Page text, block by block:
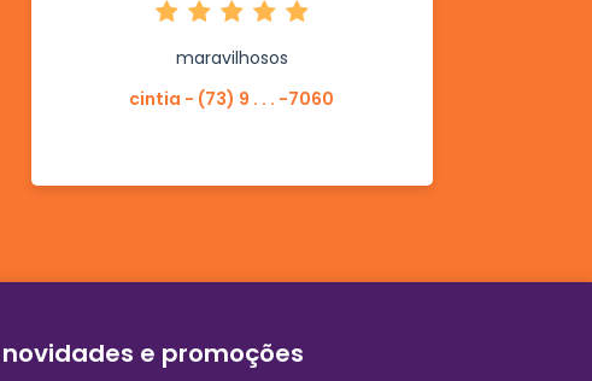
maravilhosos
cintia - (73) 9 . . . -7060
e promoções